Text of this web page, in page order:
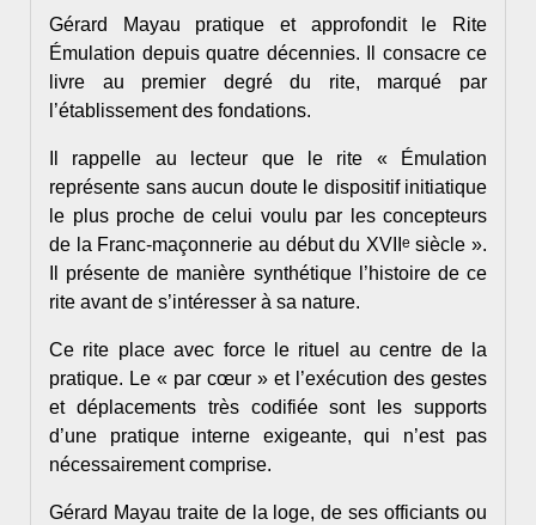
Gérard Mayau pratique et approfondit le Rite
Émulation depuis quatre décennies. Il consacre ce
livre au premier degré du rite, marqué par
l’établissement des fondations.
Il rappelle au lecteur que le rite « Émulation
représente sans aucun doute le dispositif initiatique
le plus proche de celui voulu par les concepteurs
de la Franc-maçonnerie au début du XVII e siècle ».
Il présente de manière synthétique l’histoire de ce
rite avant de s’intéresser à sa nature.
Ce rite place avec force le rituel au centre de la
pratique. Le « par cœur » et l’exécution des gestes
et déplacements très codifiée sont les supports
d’une pratique interne exigeante, qui n’est pas
nécessairement comprise.
Gérard Mayau traite de la loge, de ses officiants ou